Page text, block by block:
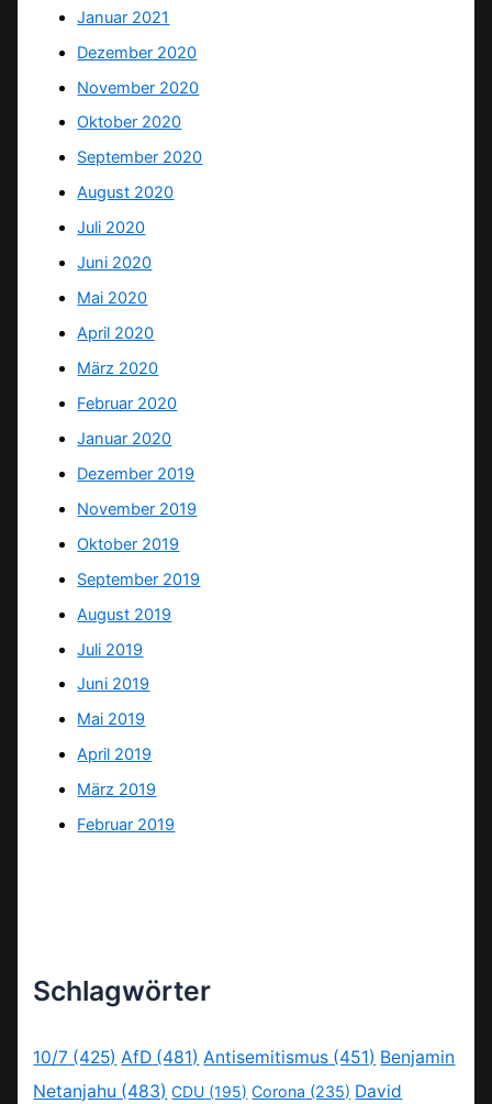
Januar 2021
Dezember 2020
November 2020
Oktober 2020
September 2020
August 2020
Juli 2020
Juni 2020
Mai 2020
April 2020
März 2020
Februar 2020
Januar 2020
Dezember 2019
November 2019
Oktober 2019
September 2019
August 2019
Juli 2019
Juni 2019
Mai 2019
April 2019
März 2019
Februar 2019
Schlagwörter
10/7 (425) AfD (481) Antisemitismus (451) Benjamin
Netanjahu (483) CDU (195) Corona (235) David